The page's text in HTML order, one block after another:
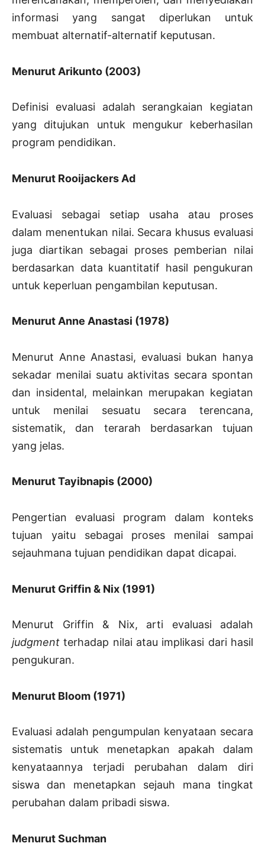
informasi yang sangat diperlukan untuk
membuat alternatif-alternatif keputusan.
Menurut Arikunto (2003)
Definisi evaluasi adalah serangkaian kegiatan
yang ditujukan untuk mengukur keberhasilan
program pendidikan.
Menurut Rooijackers Ad
Evaluasi sebagai setiap usaha atau proses
dalam menentukan nilai. Secara khusus evaluasi
juga diartikan sebagai proses pemberian nilai
berdasarkan data kuantitatif hasil pengukuran
untuk keperluan pengambilan keputusan.
Menurut Anne Anastasi (1978)
Menurut Anne Anastasi, evaluasi bukan hanya
sekadar menilai suatu aktivitas secara spontan
dan insidental, melainkan merupakan kegiatan
untuk menilai sesuatu secara terencana,
sistematik, dan terarah berdasarkan tujuan
yang jelas.
Menurut Tayibnapis (2000)
Pengertian evaluasi program dalam konteks
tujuan yaitu sebagai proses menilai sampai
sejauhmana tujuan pendidikan dapat dicapai.
Menurut Griffin & Nix (1991)
Menurut Griffin & Nix, arti evaluasi adalah
judgment terhadap nilai atau implikasi dari hasil
pengukuran.
Menurut Bloom (1971)
Evaluasi adalah pengumpulan kenyataan secara
sistematis untuk menetapkan apakah dalam
kenyataannya terjadi perubahan dalam diri
siswa dan menetapkan sejauh mana tingkat
perubahan dalam pribadi siswa.
Menurut Suchman